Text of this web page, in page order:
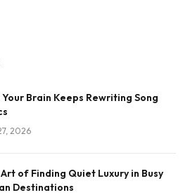
Your Brain Keeps Rewriting Song
2026
of Finding Quiet Luxury in Busy
Destinations